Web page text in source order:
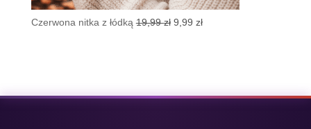
Czerwona nitka z łódką 19,99zł Pierwotna
9,99 złAktualna